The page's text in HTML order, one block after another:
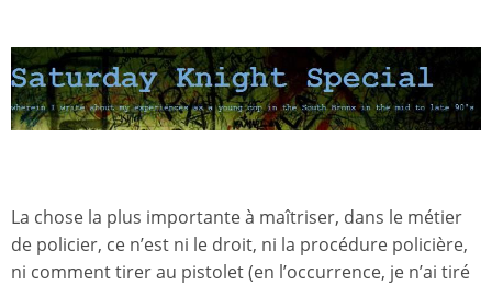
La chose la plus importante à maîtriser, dans le métier
de policier, ce n’est ni le droit, ni la procédure policière,
ni comment tirer au pistolet (en l’occurrence, je n’ai tiré